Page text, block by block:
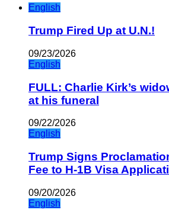
English
Trump Fired Up at U.N.!
09/23/2026
English
FULL: Charlie Kirk’s
at his funeral
09/22/2026
English
Trump Signs
Fee to H-1B Visa
09/20/2026
English